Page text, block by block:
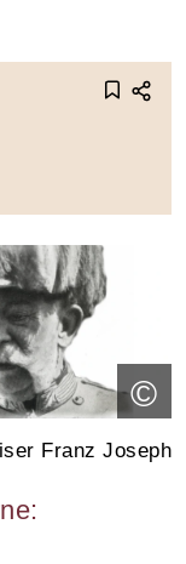
©
Franz Joseph